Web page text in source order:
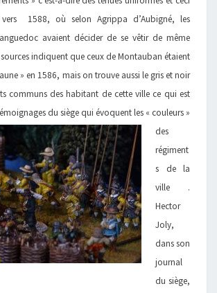
1588, où selon Agrippa d’Aubigné, les
avaient décider de se vêtir de même
sources indiquent que ceux de Montauban étaient
» en 1586, mais on trouve aussi le gris et noir
communs des habitant de cette ville ce qui est
du siège qui évoquent les « couleurs »
des
régiment
s de la
ville .
Hector
Joly,
dans son
journal
du siège,